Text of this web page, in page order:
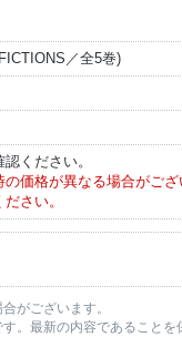
／全5巻)
ください。
価格が異なる場合がご
さい。
がございます。
。最新の内容であることを